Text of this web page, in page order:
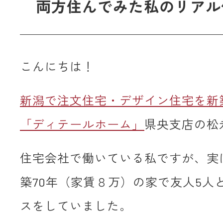
両方住んでみた私のリア
こんにちは！
新潟で注文住宅・デザイン住宅を新
「ディテールホーム」 県央支店の
住宅会社で働いている私ですが、
築70年（家賃８万）の家で友人5人
スをしていました。